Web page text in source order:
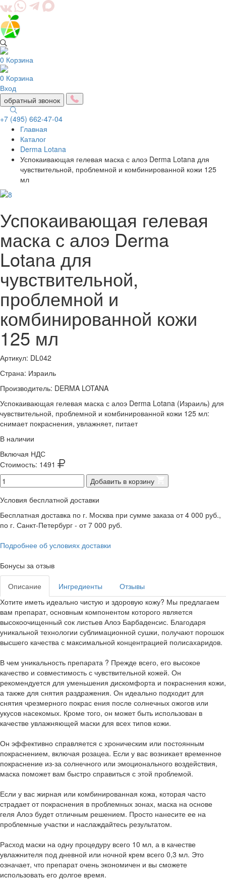
0 Корзина
0 Корзина
Вход
обратный звонок
+7 (495) 662-47-04
Главная
Каталог
Derma Lotana
Успокаивающая гелевая маска с алоэ Derma Lotana для
чувствительной, проблемной и комбинированной кожи 125
мл
Успокаивающая гелевая
маска с алоэ Derma
Lotana для
чувствительной,
проблемной и
комбинированной кожи
125 мл
Артикул: DL042
Страна: Израиль
Производитель: DERMA LOTANA
Успокаивающая гелевая маска с алоэ Derma Lotana (Израиль) для
чувствительной, проблемной и комбинированной кожи 125 мл:
снимает покраснения, увлажняет, питает
В наличии
Включая НДС
Стоимость: 1491
Добавить в корзину
Условия бесплатной доставки
Бесплатная доставка по г. Москва при сумме заказа от 4 000 руб.,
по г. Санкт-Петербург - от 7 000 руб.
Подробнее об условиях доставки
Бонусы за отзыв
Описание Ингредиенты
Отзывы
Хотите иметь идеально чистую и здоровую кожу? Мы предлагаем
вам препарат, основным компонентом которого является
высокоочищенный сок листьев Алоэ Барбаденсис. Благодаря
уникальной технологии сублимационной сушки, получают порошок
высшего качества с максимальной концентрацией полисахаридов.
В чем уникальность препарата ? Прежде всего, его высокое
качество и совместимость с чувствительной кожей. Он
рекомендуется для уменьшения дискомфорта и покраснения кожи,
а также для снятия раздражения. Он идеально подходит для
снятия чрезмерного покрас ения после солнечных ожогов или
укусов насекомых. Кроме того, он может быть использован в
качестве увлажняющей маски для всех типов кожи.
Он эффективно справляется с хроническим или постоянным
покраснением, включая розацеа. Если у вас возникает временное
покраснение из-за солнечного или эмоционального воздействия,
маска поможет вам быстро справиться с этой проблемой.
Если у вас жирная или комбинированная кожа, которая часто
страдает от покраснения в проблемных зонах, маска на основе
геля Алоэ будет отличным решением. Просто нанесите ее на
проблемные участки и наслаждайтесь результатом.
Расход маски на одну процедуру всего 10 мл, а в качестве
увлажнителя под дневной или ночной крем всего 0,3 мл. Это
означает, что препарат очень экономичен и вы сможете
использовать его долгое время.